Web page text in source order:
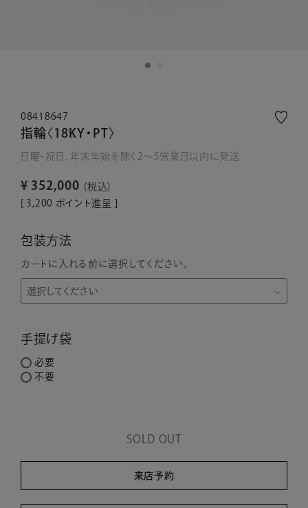
08418647
指輪〈18KY・PT〉
日曜・祝日、年末年始を除く2～5営業日以内に発送
¥ 352,000
税込
3,200 ポイント進呈 ]
包装方法
カートに入れる前に選択してください。
手提げ袋
必要
不要
SOLD OUT
来店予約